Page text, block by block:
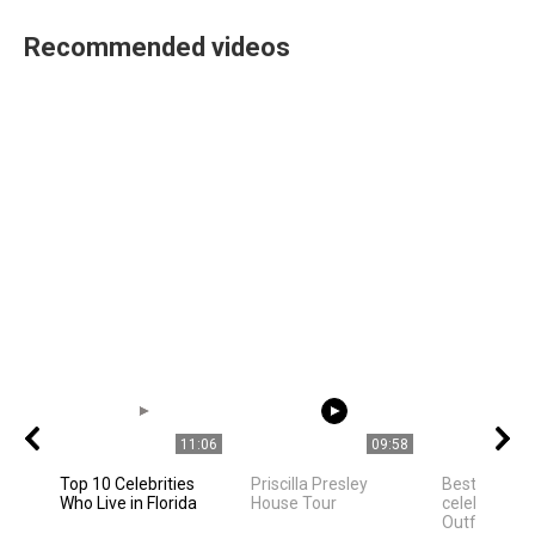
Recommended videos
11:06
Top 10 Celebrities
Who Live in Florida
09:58
Priscilla Presley
House Tour
Best
celebrities
Outfit Ideas